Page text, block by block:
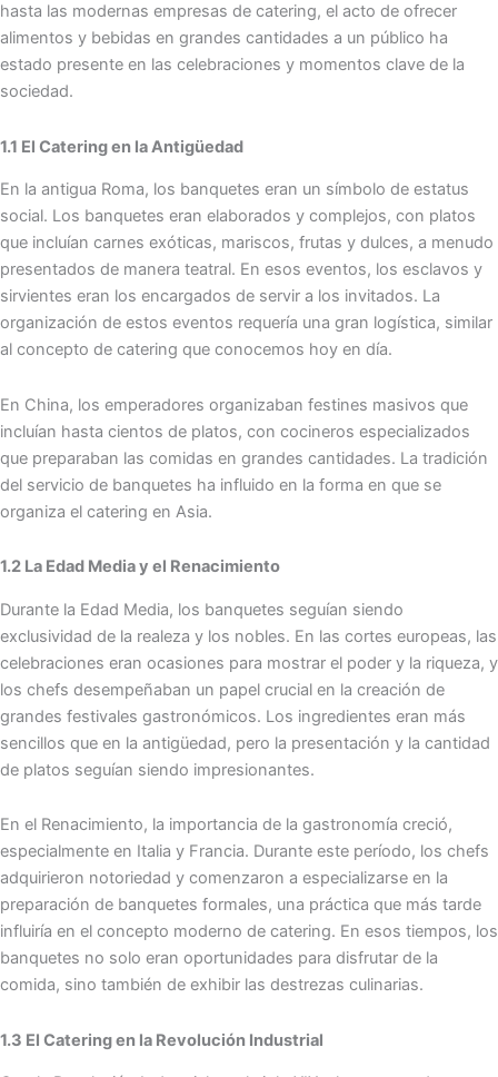
hasta las modernas empresas de catering, el acto de ofrecer
alimentos y bebidas en grandes cantidades a un público ha
estado presente en las celebraciones y momentos clave de la
sociedad.
1.1 El Catering en la Antigüedad
En la antigua Roma, los banquetes eran un símbolo de estatus
social. Los banquetes eran elaborados y complejos, con platos
que incluían carnes exóticas, mariscos, frutas y dulces, a menudo
presentados de manera teatral. En esos eventos, los esclavos y
sirvientes eran los encargados de servir a los invitados. La
organización de estos eventos requería una gran logística, similar
al concepto de catering que conocemos hoy en día.
En China, los emperadores organizaban festines masivos que
incluían hasta cientos de platos, con cocineros especializados
que preparaban las comidas en grandes cantidades. La tradición
del servicio de banquetes ha influido en la forma en que se
organiza el catering en Asia.
1.2 La Edad Media y el Renacimiento
Durante la Edad Media, los banquetes seguían siendo
exclusividad de la realeza y los nobles. En las cortes europeas, las
celebraciones eran ocasiones para mostrar el poder y la riqueza, y
los chefs desempeñaban un papel crucial en la creación de
grandes festivales gastronómicos. Los ingredientes eran más
sencillos que en la antigüedad, pero la presentación y la cantidad
de platos seguían siendo impresionantes.
En el Renacimiento, la importancia de la gastronomía creció,
especialmente en Italia y Francia. Durante este período, los chefs
adquirieron notoriedad y comenzaron a especializarse en la
preparación de banquetes formales, una práctica que más tarde
influiría en el concepto moderno de catering. En esos tiempos, los
banquetes no solo eran oportunidades para disfrutar de la
comida, sino también de exhibir las destrezas culinarias.
1.3 El Catering en la Revolución Industrial